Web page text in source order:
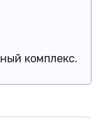
комплекс.